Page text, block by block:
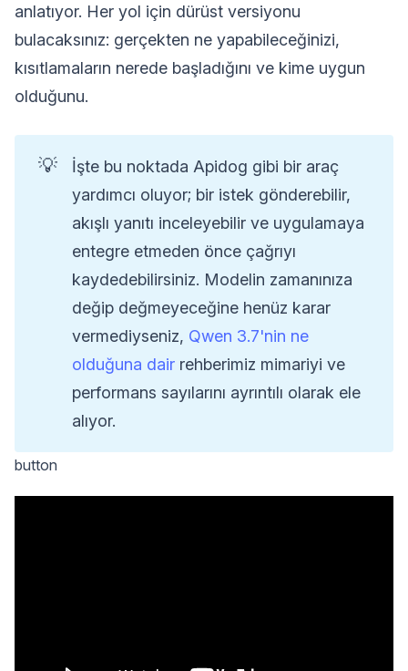
anlatıyor. Her yol için dürüst versiyonu
bulacaksınız: gerçekten ne yapabileceğinizi,
kısıtlamaların nerede başladığını ve kime uygun
olduğunu.
💡
İşte bu noktada Apidog gibi bir araç
yardımcı oluyor; bir istek gönderebilir,
akışlı yanıtı inceleyebilir ve uygulamaya
entegre etmeden önce çağrıyı
kaydedebilirsiniz. Modelin zamanınıza
değip değmeyeceğine henüz karar
vermediyseniz, Qwen 3.7'nin ne
olduğuna dair rehberimiz mimariyi ve
performans sayılarını ayrıntılı olarak ele
alıyor.
button